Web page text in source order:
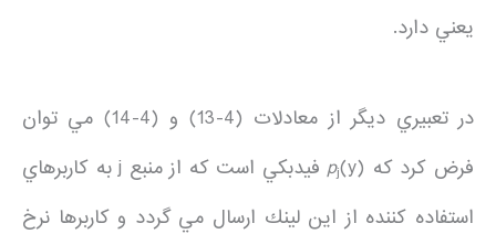
يعني دارد.
در تعبيري ديگر از معادلات (4-13) و (4-14) مي توان
فرض كرد كه
pj
(y) فيدبكي است كه از منبع j به كاربرهاي
استفاده كننده از اين لينك ارسال مي گردد و كاربرها نرخ